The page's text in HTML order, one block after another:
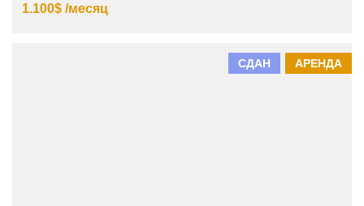
1.100$ /месяц
АРЕНДА
СДАН